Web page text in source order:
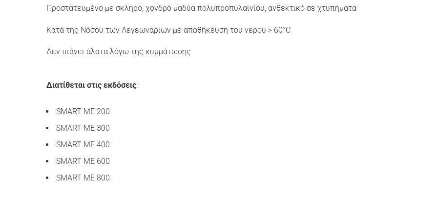
Προστατευμένο με σκληρό, χονδρό μαδύα πολυπροπυλαινίου, ανθεκτικό σε χτυπήματα
Κατά της Νόσου των Λεγεωναρίων με αποθήκευση του νερού > 60°C
Δεν πιάνει άλατα λόγω της κυμμάτωσης
Διατίθεται στις εκδόσεις:
SMART ME 200
SMART ME 300
SMART ME 400
SMART ME 600
SMART ME 800